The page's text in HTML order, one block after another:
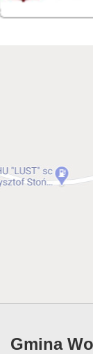
Gmina